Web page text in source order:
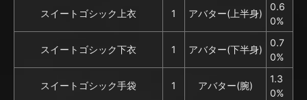
スイートゴシック上衣 1 アバター(上半身)
0.6
0%
スイートゴシック下衣 1 アバター(下半身)
0.7
0%
スイートゴシック手袋 1 アバター(腕)
1.3
0%